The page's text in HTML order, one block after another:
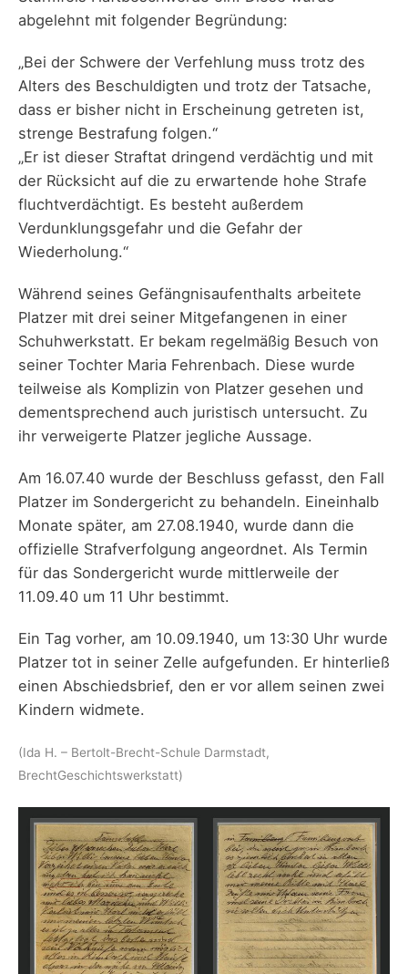
abgelehnt mit folgender Begründung:
„Bei der Schwere der Verfehlung muss trotz des
Alters des Beschuldigten und trotz der Tatsache,
dass er bisher nicht in Erscheinung getreten ist,
strenge Bestrafung folgen.“
„Er ist dieser Straftat dringend verdächtig und mit
der Rücksicht auf die zu erwartende hohe Strafe
fluchtverdächtigt. Es besteht außerdem
Verdunklungsgefahr und die Gefahr der
Wiederholung.“
Während seines Gefängnisaufenthalts arbeitete
Platzer mit drei seiner Mitgefangenen in einer
Schuhwerkstatt. Er bekam regelmäßig Besuch von
seiner Tochter Maria Fehrenbach. Diese wurde
teilweise als Komplizin von Platzer gesehen und
dementsprechend auch juristisch untersucht. Zu
ihr verweigerte Platzer jegliche Aussage.
Am 16.07.40 wurde der Beschluss gefasst, den Fall
Platzer im Sondergericht zu behandeln. Eineinhalb
Monate später, am 27.08.1940, wurde dann die
offizielle Strafverfolgung angeordnet. Als Termin
für das Sondergericht wurde mittlerweile der
11.09.40 um 11 Uhr bestimmt.
Ein Tag vorher, am 10.09.1940, um 13:30 Uhr wurde
Platzer tot in seiner Zelle aufgefunden. Er hinterließ
einen Abschiedsbrief, den er vor allem seinen zwei
Kindern widmete.
(Ida H. – Bertolt-Brecht-Schule Darmstadt,
BrechtGeschichtswerkstatt)